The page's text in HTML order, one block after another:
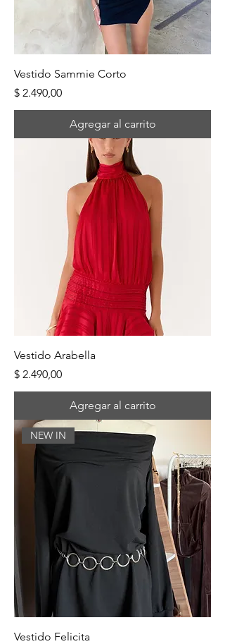
Vestido Sammie Corto
Precio
$ 2.490,00
Agregar al carrito
Vestido Arabella
Precio
$ 2.490,00
Agregar al carrito
NEW IN
Vestido Felicita